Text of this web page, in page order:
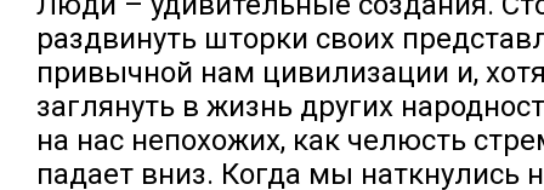
раздвинуть шторки своих
привычной нам цивилизации и,
заглянуть в жизнь других
на нас непохожих, как челюсть
падает вниз. Когда мы наткнулись